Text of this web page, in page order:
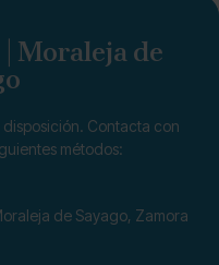
Moraleja de
disposición. Contacta con
métodos:
de Sayago, Zamora